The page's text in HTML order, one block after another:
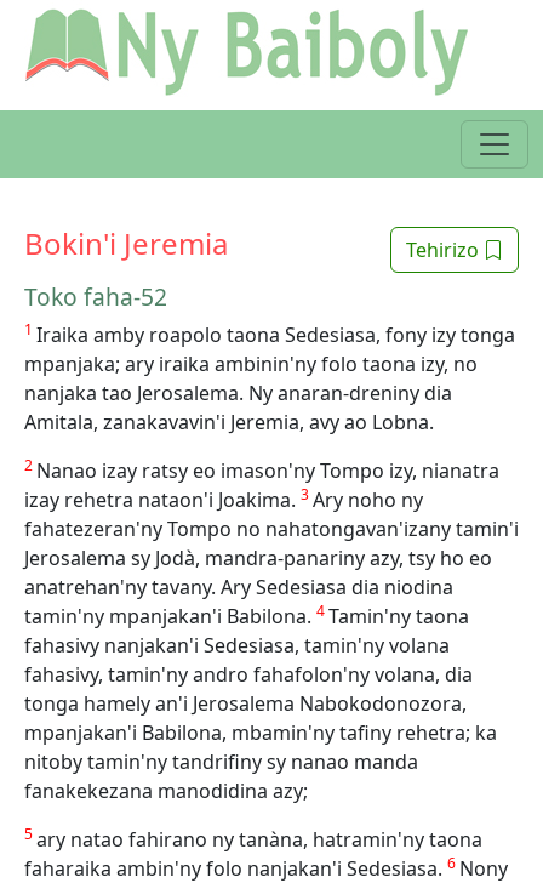
Tehirizo
Bokin'i Jeremia
Toko faha-52
1 Iraika amby roapolo taona Sedesiasa, fony izy tonga
mpanjaka; ary iraika ambinin'ny folo taona izy, no
nanjaka tao Jerosalema. Ny anaran-dreniny dia
Amitala, zanakavavin'i Jeremia, avy ao Lobna.
2 Nanao izay ratsy eo imason'ny Tompo izy, nianatra
izay rehetra nataon'i Joakima. 3Ary noho ny
fahatezeran'ny Tompo no nahatongavan'izany tamin'i
Jerosalema sy Jodà, mandra-panariny azy, tsy ho eo
anatrehan'ny tavany. Ary Sedesiasa dia niodina
tamin'ny mpanjakan'i Babilona. 4Tamin'ny taona
fahasivy nanjakan'i Sedesiasa, tamin'ny volana
fahasivy, tamin'ny andro fahafolon'ny volana, dia
tonga hamely an'i Jerosalema Nabokodonozora,
mpanjakan'i Babilona, mbamin'ny tafiny rehetra; ka
nitoby tamin'ny tandrifiny sy nanao manda
fanakekezana manodidina azy;
5ary natao fahirano ny tanàna, hatramin'ny taona
faharaika ambin'ny folo nanjakan'i Sedesiasa. 6 Nony